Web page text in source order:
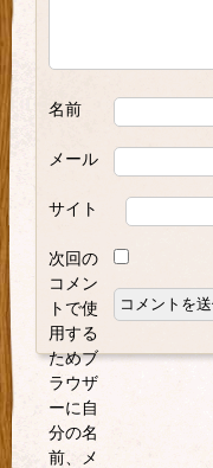
名前
メール
サイト
次回の
コメン
トで使
用する
ためブ
ラウザ
ーに自
分の名
前、メ